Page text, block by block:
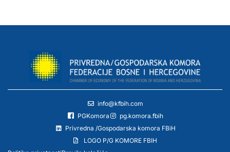
info@kfbih.com
PGKomora
pg.komora.fbih
Privredna /Gospodarska komora FBiH
LOGO P/G KOMORE FBIH